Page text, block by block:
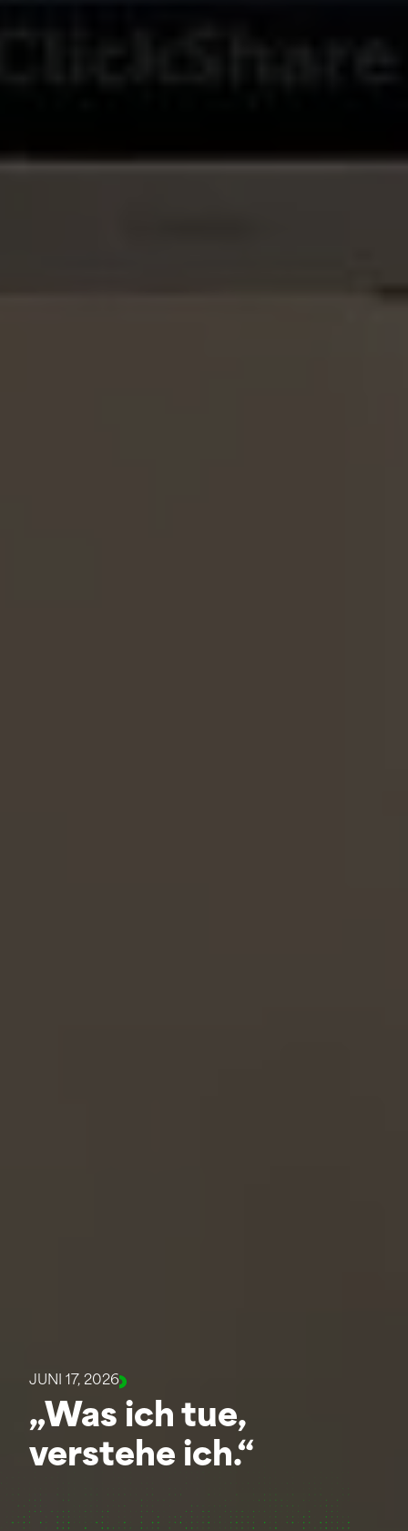
JUNI 17, 2026
„Was ich tue,
verstehe ich.“